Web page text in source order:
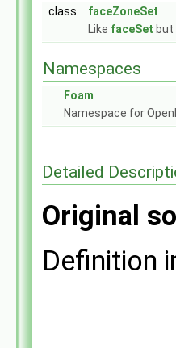
class
faceZoneSet
Like faceSet
Namespaces
Foam
Namespace for
Detailed
Original
Definition